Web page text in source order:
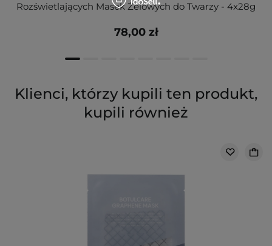
Rozświetlających Masek Żelowych do Twarzy - 4x28g
78,00 zł
Klienci, którzy kupili ten produkt,
kupili również